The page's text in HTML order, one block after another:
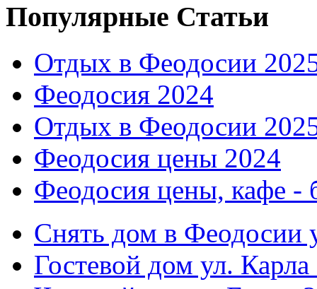
Популярные Статьи
Отдых в Феодосии
Феодосия 2024
Отдых в Феодосии
Феодосия цены 2024
Феодосия цены, кафе -
Снять дом в Феодосии
Гостевой дом ул.